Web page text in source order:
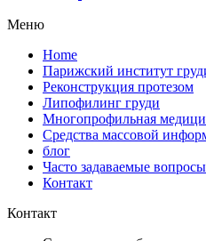
Меню
Home
Парижский институт
Реконструкция протезом
Липофилинг груди
Многопрофильная
Средства массовой
блог
Часто задаваемые вопросы
Контакт
Контакт